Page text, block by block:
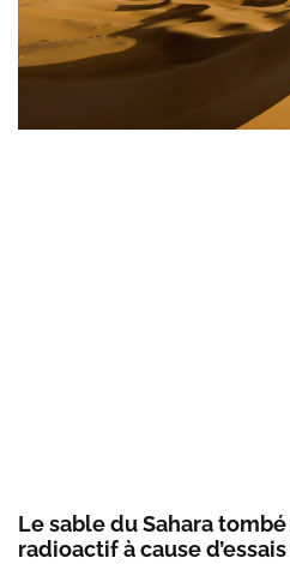
Le sable du Sahara
radioactif à cause